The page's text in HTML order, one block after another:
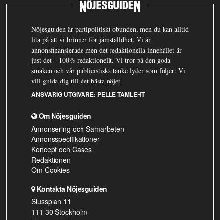
Nöjesguiden är partipolitiskt obunden, men du kan alltid
lita på att vi brinner för jämställdhet. Vi är
annonsfinansierade men det redaktionella innehållet är
just det – 100% redaktionellt. Vi tror på den goda
smaken och vår publicistiska tanke lyder som följer: Vi
vill guida dig till det bästa nöjet.
ANSVARIG UTGIVARE: PELLE TAMLEHT
Om Nöjesguiden
Annonsering och Samarbeten
Annonsspecifikationer
Koncept och Cases
Redaktionen
Om Cookies
Kontakta Nöjesguiden
Slussplan 11
111 30 Stockholm